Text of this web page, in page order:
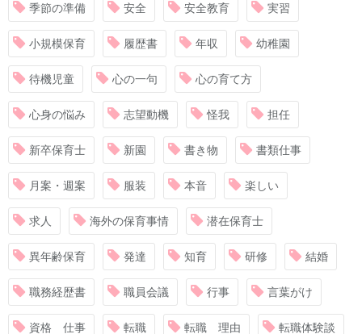
季節の準備 安全 安全教育 実習
小規模保育 履歴書 年収 幼稚園
待機児童 心の一句 心の育て方
心身の悩み 志望動機 怪我 担任
新卒保育士 新園 書き物 書類仕事
月案・週案 服装 本音 楽しい
求人 海外の保育事情 潜在保育士
異年齢保育 発達 知育 研修 結婚
職務経歴書 職員会議 行事 言葉がけ
資格 仕事 転職 転職 理由 転職体験談